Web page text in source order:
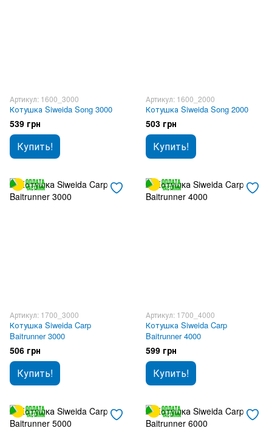
Артикул: 1600_3000
Котушка Siweida Song 3000
539 грн
Купить!
Артикул: 1600_2000
Котушка Siweida Song 2000
503 грн
Купить!
Артикул: 1700_3000
Котушка Siweida Carp
Baitrunner 3000
506 грн
Купить!
Артикул: 1700_4000
Котушка Siweida Carp
Baitrunner 4000
599 грн
Купить!